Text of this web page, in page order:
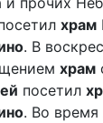
храм
. В
храм
посетил
. Во время